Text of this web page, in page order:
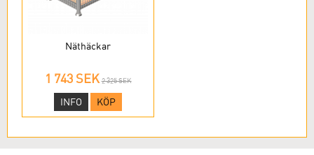
Näthäckar
1 743 SEK 2 325 SEK
INFO KÖP